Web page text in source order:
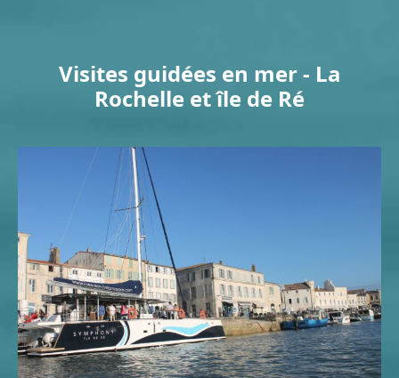
Visites guidées en mer - La
Rochelle et île de Ré